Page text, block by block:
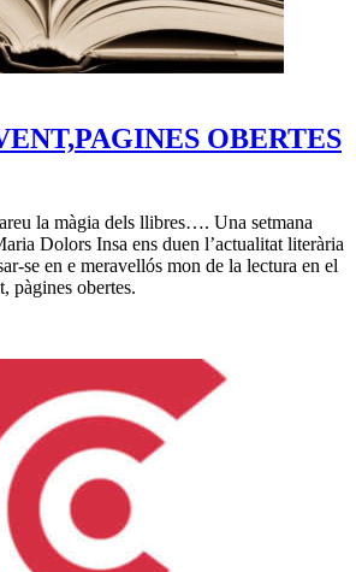
OBERTES
la màgia dels llibres…. Una setmana
Dolors Insa ens duen l’actualitat literària
se en e meravellós mon de la lectura en el
pàgines obertes.